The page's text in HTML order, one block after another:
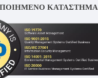
ΚΑΤΑΣΤΗΜΑ